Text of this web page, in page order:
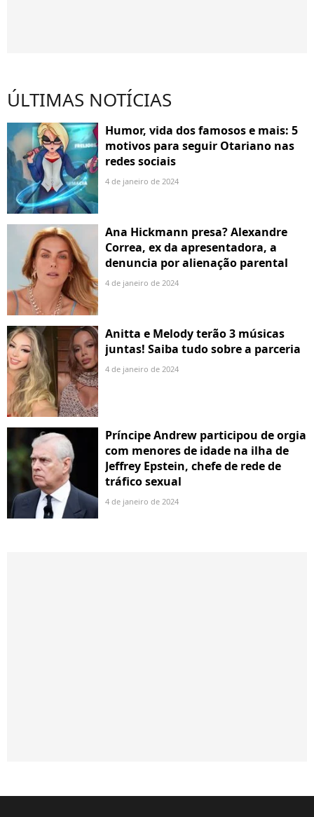
ÚLTIMAS NOTÍCIAS
Humor, vida dos famosos e mais: 5
motivos para seguir Otariano nas
redes sociais
4 de janeiro de 2024
Ana Hickmann presa? Alexandre
Correa, ex da apresentadora, a
denuncia por alienação parental
4 de janeiro de 2024
Anitta e Melody terão 3 músicas
juntas! Saiba tudo sobre a parceria
4 de janeiro de 2024
Príncipe Andrew participou de orgia
com menores de idade na ilha de
Jeffrey Epstein, chefe de rede de
tráfico sexual
4 de janeiro de 2024